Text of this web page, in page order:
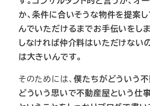
か、条件に合いそうな物件を提案し
んでいただけるまでお手伝いをし
しなければ仲介料はいただけない
は大きいんです。
そのためには、僕たちがどういう不
どういう思いで不動産屋という仕